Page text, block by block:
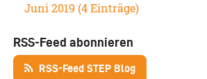
Juni 2019 (4 Einträge)
RSS-Feed abonnieren
RSS-Feed STEP Blog